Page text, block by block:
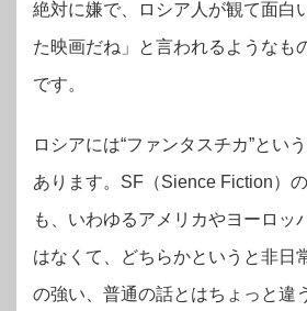
絶対に嫌で、ロシア人が観て面白
た映画だね」と言われるようなも
です。
ロシアには“ファンタスチカ”とい
あります。SF（Sience Fiction）
も、いわゆるアメリカやヨーロッ
はなくて、どちらかというと非日
の強い、普通の話とはちょっと違